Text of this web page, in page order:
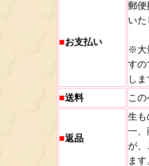
■お支払い
郵便
い
※大
すの
し
■送料 こ
■返品
生も
一、
が
ます